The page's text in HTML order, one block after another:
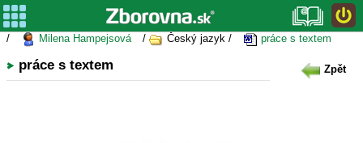
/ Milena Hampejsová / Český jazyk / práce s textem
práce s textem Zpět